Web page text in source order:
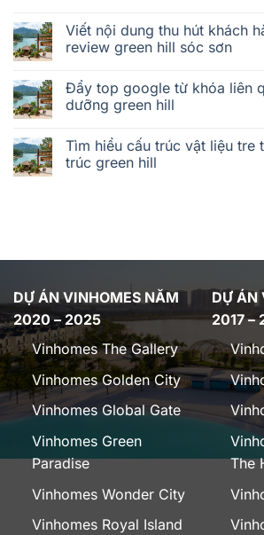
Viết nội dung thu hút khách
review green hill sóc sơn
Đẩy top google từ khóa liên
dưỡng green hill
Tìm hiểu cấu trúc vật liệu tre
trúc green hill
DỰ ÁN VINHOMES NĂM
2020 – 2025
Vinhomes The Gallery
Vinhomes Golden City
Vinhomes Global Gate
Vinhomes Green
Paradise
Vinhomes Wonder City
Vinhomes Royal Island
DỰ ÁN
2017 –
The